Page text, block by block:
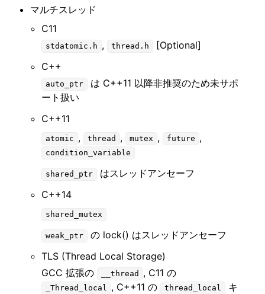
マルチスレッド
C11
stdatomic.h , thread.h
[Optional]
C++
auto_ptr
は C++11 以降非推奨のため未サポ
ート扱い
C++11
atomic , thread , mutex , future ,
condition_variable
shared_ptr
はスレッドアンセーフ
C++14
shared_mutex
weak_ptr
の lock() はスレッドアンセーフ
TLS (Thread Local Storage)
GCC 拡張の
__thread , C11 の
_Thread_local , C++11 の thread_local
キ